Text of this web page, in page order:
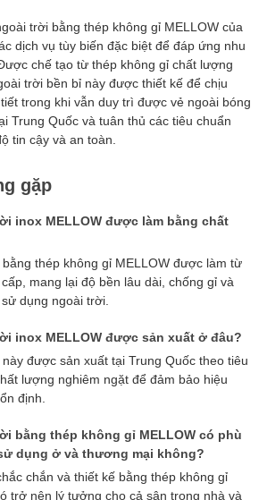
trời bằng thép không gỉ MELLOW của
dịch vụ tùy biến đặc biệt để đáp ứng nhu
chế tạo từ thép không gỉ chất lượng
trời bền bỉ này được thiết kế để chịu
trong khi vẫn duy trì được vẻ ngoài bóng
Trung Quốc và tuân thủ các tiêu chuẩn
tin cậy và an toàn.
gặp
inox MELLOW được làm bằng chất
thép không gỉ MELLOW được làm từ
mang lại độ bền lâu dài, chống gỉ và
dụng ngoài trời.
inox MELLOW được sản xuất ở đâu?
được sản xuất tại Trung Quốc theo tiêu
lượng nghiêm ngặt để đảm bảo hiệu
định.
bằng thép không gỉ MELLOW có phù
dụng ở và thương mại không?
chắn và thiết kế bằng thép không gỉ
trở nên lý tưởng cho cả sân trong nhà và